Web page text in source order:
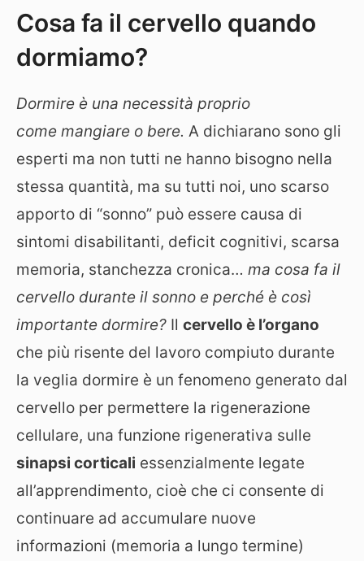
Cosa fa il cervello quando
dormiamo?
Dormire è una necessità proprio
come mangiare o bere. A dichiarano sono gli
esperti ma non tutti ne hanno bisogno nella
stessa quantità, ma su tutti noi, uno scarso
apporto di “sonno” può essere causa di
sintomi disabilitanti, deficit cognitivi, scarsa
memoria, stanchezza cronica… ma cosa fa il
cervello durante il sonno e perché è così
importante dormire? Il cervello è l’organo
che più risente del lavoro compiuto durante
la veglia dormire è un fenomeno generato dal
cervello per permettere la rigenerazione
cellulare, una funzione rigenerativa sulle
sinapsi corticali essenzialmente legate
all’apprendimento, cioè che ci consente di
continuare ad accumulare nuove
informazioni (memoria a lungo termine)